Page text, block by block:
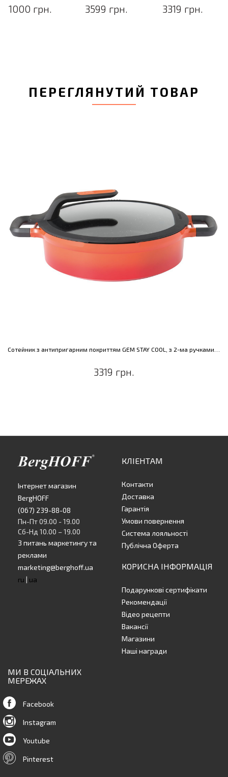
1000 грн. 3599 грн. 3319 грн.
ПЕРЕГЛЯНУТИЙ ТОВАР
3319 грн.
Інтернет магазин
BergHOFF
(067) 239-88-08
Пн-Пт 09.00 - 19.00
Сб-Нд 10.00 – 19.00
З питань маркетингу та
реклами
marketing@berghoff.ua
ru
ua
КЛІЕНТАМ
Контакти
Доставка
Гарантія
Умови повернення
Система лояльності
Публічна Оферта
КОРИСНА ІНФОРМАЦІЯ
Подарункові сертифікати
Рекомендації
Відео рецепти
Вакансії
Магазини
Наші награди
МИ В СОЦІАЛЬНИХ
МЕРЕЖАХ
Facebook
Instagram
Youtube
Pinterest